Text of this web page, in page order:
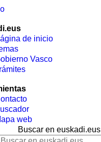
de inicio
Vasco
web
Buscar en euskadi.eus